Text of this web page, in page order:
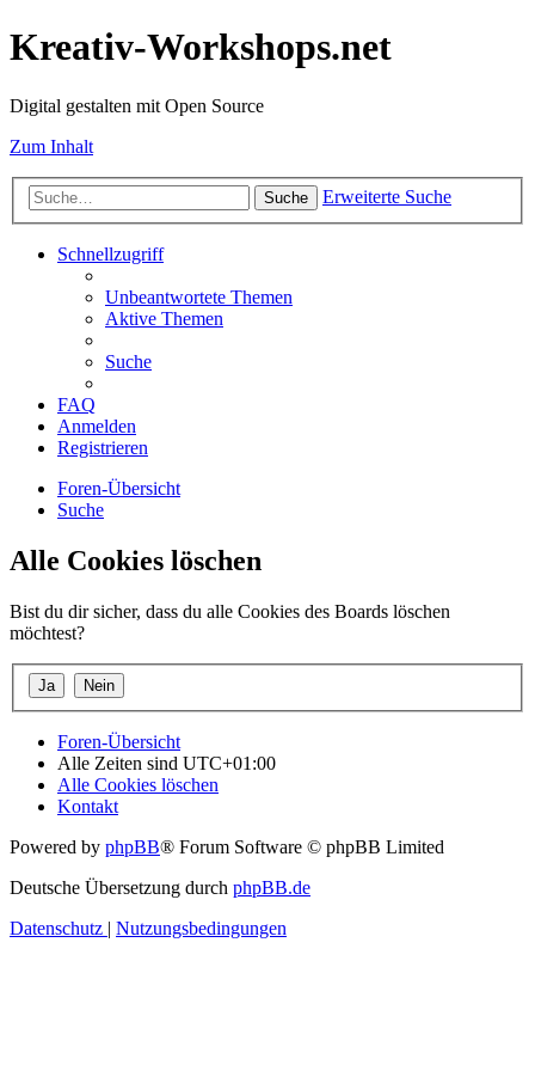
Kreativ-Workshops.net
Digital gestalten mit Open Source
Zum Inhalt
Suche Erweiterte Suche
Schnellzugriff
Unbeantwortete Themen
Aktive Themen
Suche
FAQ
Anmelden
Registrieren
Foren-Übersicht
Suche
Alle Cookies löschen
Bist du dir sicher, dass du alle Cookies des Boards löschen
möchtest?
Foren-Übersicht
Alle Zeiten sind UTC+01:00
Alle Cookies löschen
Kontakt
Powered by phpBB® Forum Software © phpBB Limited
Deutsche Übersetzung durch phpBB.de
Datenschutz | Nutzungsbedingungen